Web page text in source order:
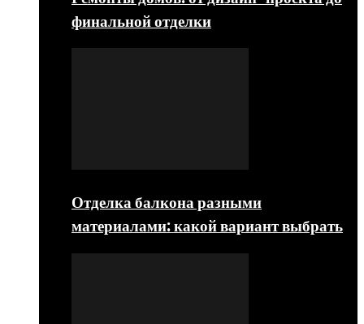
финальной отделки
Отделка балкона разными
материалами: какой вариант выбрать